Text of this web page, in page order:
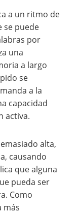
a un ritmo de
se puede
por
una
a largo
se
a la
capacidad
activa.
alta,
causando
que alguna
pueda ser
Como
más